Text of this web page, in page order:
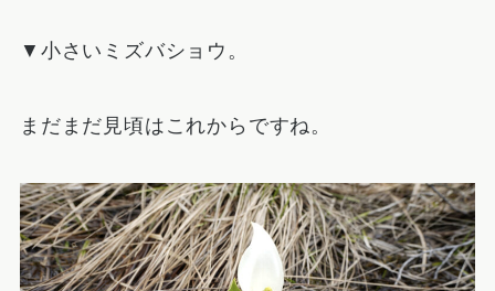
▼小さいミズバショウ。
まだまだ見頃はこれからですね。